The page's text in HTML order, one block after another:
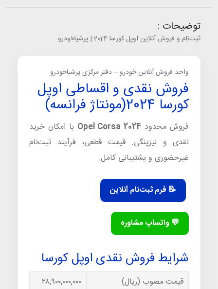
توضیحات :
ثبت‌نام و فروش آنلاین اوپل کورسا 2024 | پرشیاخودرو
واحد فروش آنلاین خودرو – دفتر مرکزی پرشیاخودرو
فروش نقدی و اقساطی اوپل
کورسا 2024(مونتاژ فرانسه)
فروش محدود Opel Corsa 2024 با امکان خرید
نقدی و لیزینگی. قیمت قطعی، فرآیند ثبت‌نام
غیرحضوری و پشتیبانی کامل.
📝 فرم ثبت‌نام آنلاین
💬 واتساپ مشاوره
شرایط فروش نقدی اوپل کورسا
قیمت مصوب (ریال)
۲۸,۹۰۰,۰۰۰,۰۰۰